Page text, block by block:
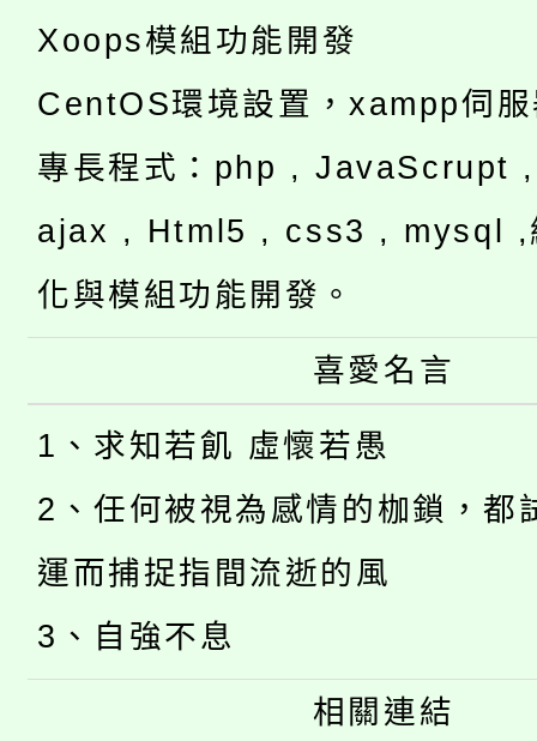
Xoops模組功能開發
CentOS環境設置，xampp伺
專長程式：php , JavaScrupt
ajax , Html5 , css3 , mysql ,
化與模組功能開發。
喜愛名言
1、求知若飢 虛懷若愚
2、任何被視為感情的枷鎖，都
運而捕捉指間流逝的風
3、自強不息
相關連結